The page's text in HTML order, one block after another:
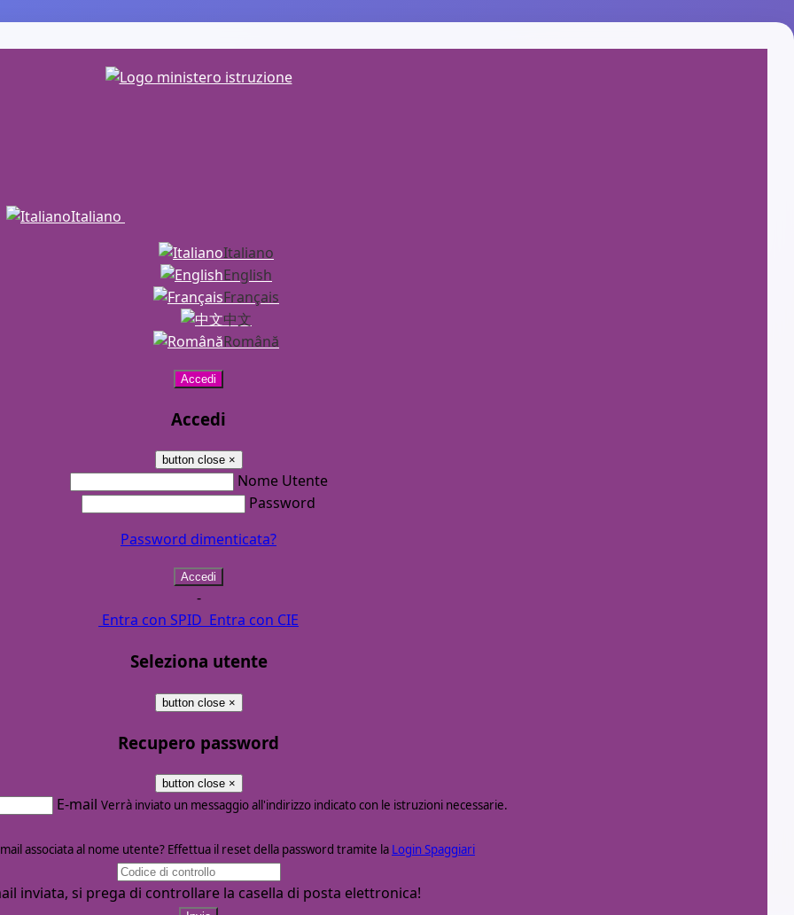
Italiano
Italiano
English
Français
中文
Română
Accedi
Accedi
button close ×
Nome Utente
Password
Password dimenticata?
-
Entra con SPID Entra con CIE
Seleziona utente
button close ×
Recupero password
button close ×
E-mail Verrà inviato un messaggio all'indirizzo indicato con le istruzioni necessarie.
associata al nome utente? Effettua il reset della password tramite la Login Spaggiari
inviata, si prega di controllare la casella di posta elettronica!